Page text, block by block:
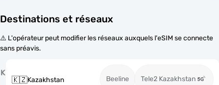
Destinations et réseaux
⚠️ L'opérateur peut modifier les réseaux auxquels l'eSIM se connecte
sans préavis.
K
🇰🇿Kazakhstan Beeline Tele2 Kazakhstan